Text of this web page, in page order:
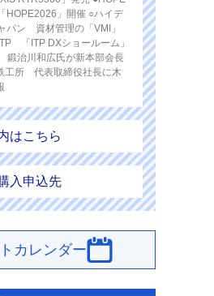
」開催 ○ハイデ
パン 資材管理の「VMI」
「ITP DXショールーム」
治川和広氏が新本部会長
工所 代表取締役社長に木
はこちら
入申込先
カレンダー